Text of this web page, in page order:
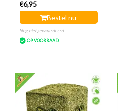
met Bloemen
€6,95
Bestel nu
Nog niet gewaardeerd
OP VOORRAAD